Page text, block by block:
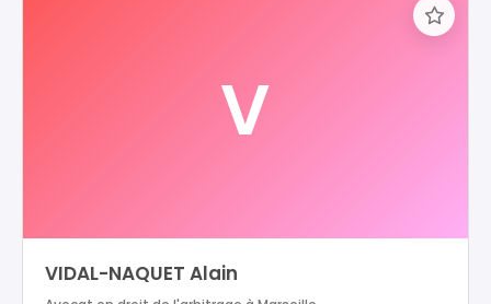
V
VIDAL-NAQUET Alain